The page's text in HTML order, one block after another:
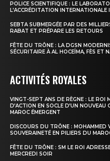
POLICE SCIENTIFIQUE : LE
L’ACCRÉDITATION INTERNATIONALE
SEBTA SUBMERGÉE PAR DES
RABAT ET PRÉPARE LES RETOURS
FÊTE DU TRÔNE : LA DGSN
SÉCURITAIRE À AL HOCEÏMA, FÈS ET
ACTIVITÉS ROYALES
VINGT-SEPT ANS DE RÈGNE : LE ROI
D’ACTION EN SOCLE D’UN NOUVEAU
MAROC ÉMERGENT
DISCOURS DU TRÔNE : MOHAMMED
SOUVERAINETÉ EN PILIERS DU
FÊTE DU TRÔNE : SM LE ROI
MERCREDI SOIR